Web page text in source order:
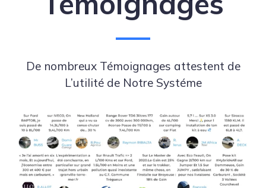
De nombreux Témoignages attestent de
L’utilité de Notre Systéme